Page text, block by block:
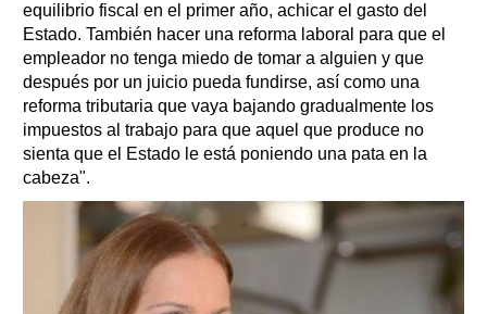
equilibrio fiscal en el primer año, achicar el gasto del
Estado. También hacer una reforma laboral para que el
empleador no tenga miedo de tomar a alguien y que
después por un juicio pueda fundirse, así como una
reforma tributaria que vaya bajando gradualmente los
impuestos al trabajo para que aquel que produce no
sienta que el Estado le está poniendo una pata en la
cabeza".